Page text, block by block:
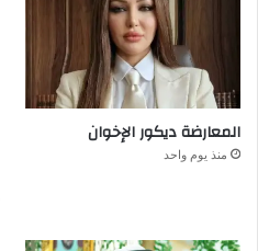
المعارضة ديكور الإخوان
منذ يوم واحد